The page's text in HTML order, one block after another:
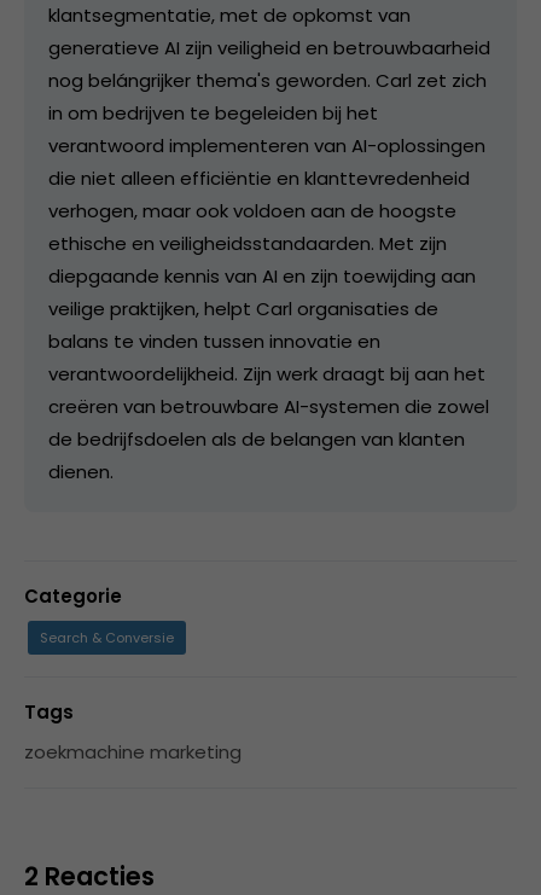
klantsegmentatie, met de opkomst van
generatieve AI zijn veiligheid en betrouwbaarheid
nog belángrijker thema's geworden. Carl zet zich
in om bedrijven te begeleiden bij het
verantwoord implementeren van AI-oplossingen
die niet alleen efficiëntie en klanttevredenheid
verhogen, maar ook voldoen aan de hoogste
ethische en veiligheidsstandaarden. Met zijn
diepgaande kennis van AI en zijn toewijding aan
veilige praktijken, helpt Carl organisaties de
balans te vinden tussen innovatie en
verantwoordelijkheid. Zijn werk draagt bij aan het
creëren van betrouwbare AI-systemen die zowel
de bedrijfsdoelen als de belangen van klanten
dienen.
Categorie
Search & Conversie
Tags
zoekmachine marketing
2 Reacties